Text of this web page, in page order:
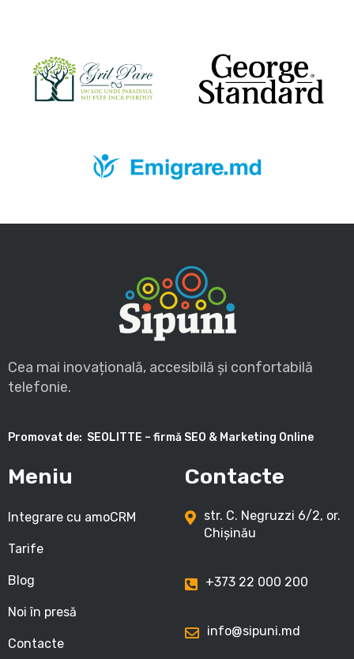
Cea mai inovațională, accesibilă și confortabilă
telefonie.
Promovat de: SEOLITTE – firmă SEO & Marketing Online
Meniu
Integrare cu amoCRM
Tarife
Blog
Noi în presă
Contacte
Contacte
str. C. Negruzzi 6/2, or.
Chișinău
+373 22 000 200
info@sipuni.md